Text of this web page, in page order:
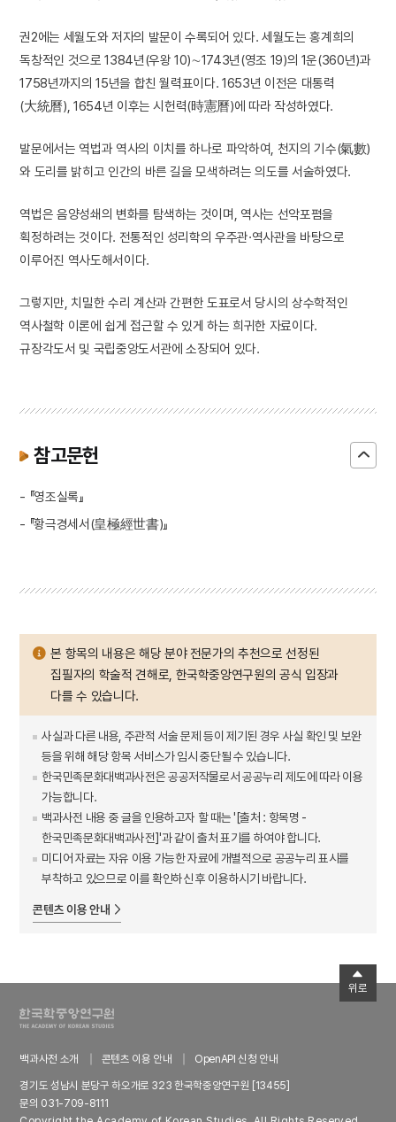
권2에는 세월도와 저자의 발문이 수록되어 있다. 세월도는 홍계희의
독창적인 것으로 1384년(우왕 10)∼1743년(영조 19)의 1운(360년)과
1758년까지의 15년을 합친 월력표이다. 1653년 이전은 대통력
(大統曆), 1654년 이후는 시헌력(時憲曆)에 따라 작성하였다.
발문에서는 역법과 역사의 이치를 하나로 파악하여, 천지의 기수(氣數)
와 도리를 밝히고 인간의 바른 길을 모색하려는 의도를 서술하였다.
역법은 음양성쇄의 변화를 탐색하는 것이며, 역사는 선악포폄을
획정하려는 것이다. 전통적인 성리학의 우주관·역사관을 바탕으로
이루어진 역사도해서이다.
그렇지만, 치밀한 수리 계산과 간편한 도표로서 당시의 상수학적인
역사철학 이론에 쉽게 접근할 수 있게 하는 희귀한 자료이다.
규장각도서 및 국립중앙도서관에 소장되어 있다.
참고문헌
- 『영조실록』
- 『황극경세서(皇極經世書)』
본 항목의 내용은 해당 분야 전문가의 추천으로 선정된
집필자의 학술적 견해로, 한국학중앙연구원의 공식 입장과
다를 수 있습니다.
사실과 다른 내용, 주관적 서술 문제 등이 제기된 경우 사실 확인 및 보완
등을 위해 해당 항목 서비스가 임시 중단될 수 있습니다.
한국민족문화대백과사전은 공공저작물로서 공공누리 제도에 따라 이용
가능합니다.
백과사전 내용 중 글을 인용하고자 할 때는 '[출처 : 항목명 -
한국민족문화대백과사전]'과 같이 출처 표기를 하여야 합니다.
미디어 자료는 자유 이용 가능한 자료에 개별적으로 공공누리 표시를
부착하고 있으므로 이를 확인하신 후 이용하시기 바랍니다.
콘텐츠 이용 안내
백과사전 소개 콘텐츠 이용 안내
OpenAPI 신청 안내
경기도 성남시 분당구 하오개로 323 한국학중앙연구원 [13455]
문의 031-709-8111
위로